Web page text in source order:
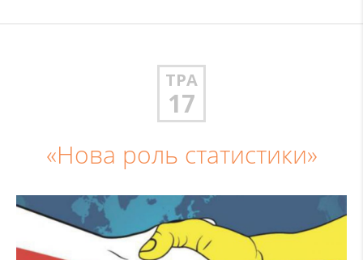
ТРА
17
«Нова роль статистики»